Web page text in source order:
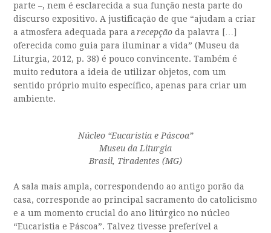
parte –, nem é esclarecida a sua função nesta parte do
discurso expositivo. A justificação de que “ajudam a criar
a atmosfera adequada para arecepção da palavra […]
oferecida como guia para iluminar a vida” (Museu da
Liturgia, 2012, p. 38) é pouco convincente. Também é
muito redutora a ideia de utilizar objetos, com um
sentido próprio muito específico, apenas para criar um
ambiente.
Núcleo “Eucaristia e Páscoa”
Museu da Liturgia
Brasil, Tiradentes (MG)
A sala mais ampla, correspondendo ao antigo porão da
casa,corresponde ao principal sacramento do catolicismo
ea um momento crucial do ano litúrgico no núcleo
“Eucaristia e Páscoa”. Talvez tivesse preferível a